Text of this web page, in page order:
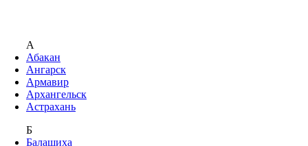
А
Абакан
Ангарск
Армавир
Архангельск
Астрахань
Б
Балашиха